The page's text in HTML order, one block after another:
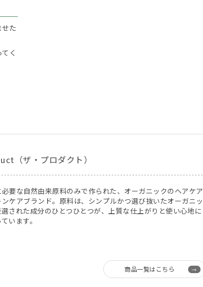
た
く
（ザ・プロダクト）
必要な自然由来原料のみで作られた、オーガニックのヘアケア
ンケアブランド。原料は、シンプルかつ選び抜いたオーガニッ
された成分のひとつひとつが、上質な仕上がりと使い心地に
います。
商品一覧はこちら